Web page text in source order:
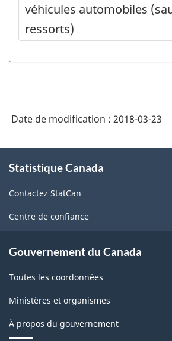
véhicules automobiles
ressorts)
Date de modification : 2018-03-23
propos
ce
site
Statistique Canada
Contactez StatCan
Centre de confiance
Gouvernement du Canada
Toutes les coordonnées
Ministères et organismes
À propos du gouvernement